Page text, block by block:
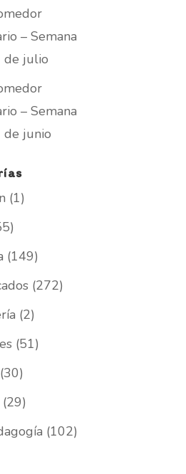
– Semana
de julio
– Semana
junio
(1)
(149)
(272)
(2)
(51)
(30)
(29)
(102)